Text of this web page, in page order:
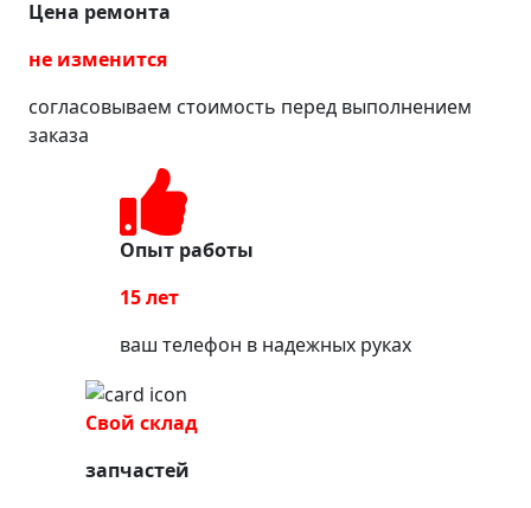
Цена ремонта
не изменится
согласовываем стоимость перед выполнением
заказа
Опыт работы
15 лет
ваш телефон в надежных руках
Свой склад
запчастей